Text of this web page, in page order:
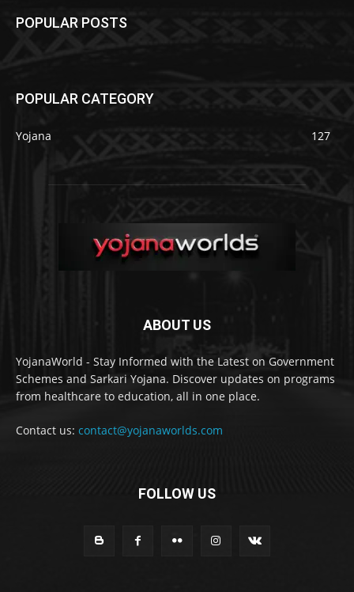
POPULAR POSTS
POPULAR CATEGORY
Yojana 127
ABOUT US
YojanaWorld - Stay Informed with the Latest on Government
Schemes and Sarkari Yojana. Discover updates on programs
from healthcare to education, all in one place.
Contact us: contact@yojanaworlds.com
FOLLOW US